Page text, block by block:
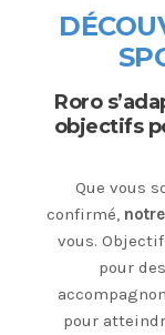
Roro
objectifs
Que vous
confirmé,
vous.
pour
pour